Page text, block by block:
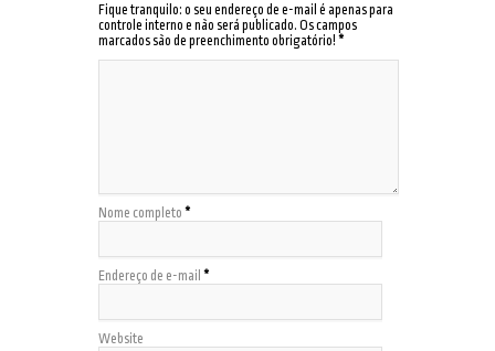
Fique tranquilo: o seu endereço de e-mail é apenas para
controle interno e não será publicado. Os campos
marcados são de preenchimento obrigatório! *
Nome completo *
Endereço de e-mail *
Website